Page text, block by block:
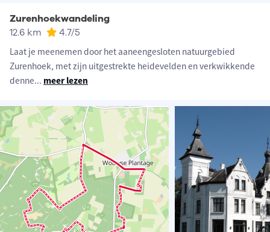
Zurenhoekwandeling
12.6 km 4.7/5
Laat je meenemen door het aaneengesloten natuurgebied
Zurenhoek, met zijn uitgestrekte heidevelden en verkwikkende
denne... meer lezen